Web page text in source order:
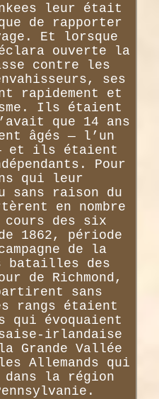
leur était
de rapporter
Et lorsque
ouverte la
contre les
ses
rapidement et
Ils étaient
que 14 ans
âgés — l’un
et ils étaient
Pour
qui leur
sans raison du
en nombre
cours des six
1862, période
de la
batailles des
de Richmond,
partirent sans
rangs étaient
qui évoquaient
irlandaise
Grande Vallée
Allemands qui
dans la région